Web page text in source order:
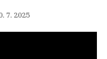
7. 2025